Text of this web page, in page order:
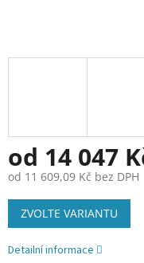
od 14 047
od 11 609,09 Kč bez DPH
Měrná
cena:
ZVOLTE VARIANTU
Detailní informace